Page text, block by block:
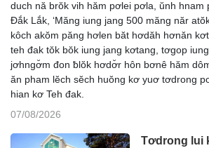
duch nă brŏk vih hăm pơlei pơla, ŭnh
Đắk Lắk, ‘Măng iung jang 500 măng năr
kôch akŏm păng hơlen băt hơdăh hơnăn
teh đak tŏk bŏk iung jang kơtang, tơgop
jơhngơ̆m đon ƀlŏk hơdơ̆r hôn bơnê hăm
ăn pham lĕch sĕch huŏng kơ yuơ tơdrong
hian kơ Teh đak.
07/08/2026
Tơdrong lui